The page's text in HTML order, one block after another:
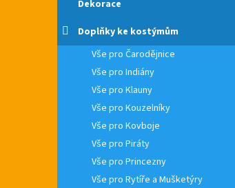
Dekorace
Doplňky ke kostýmům
Vše pro Čarodějnice
Vše pro Indiány
Vše pro Klauny
Vše pro Kouzelníky
Vše pro Kovboje
Vše pro Piráty
Vše pro Princezny
Vše pro Rytíře a Mušketýry